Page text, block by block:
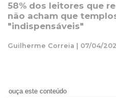
58% dos leitores que
não acham que
"indispensáveis"
Guilherme Correia | 07/04/
ouça este conteúdo